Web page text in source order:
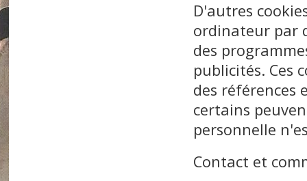
D'autres
ordinateur par
des
publicités. Ces
des références
certains
personnelle
Contact et